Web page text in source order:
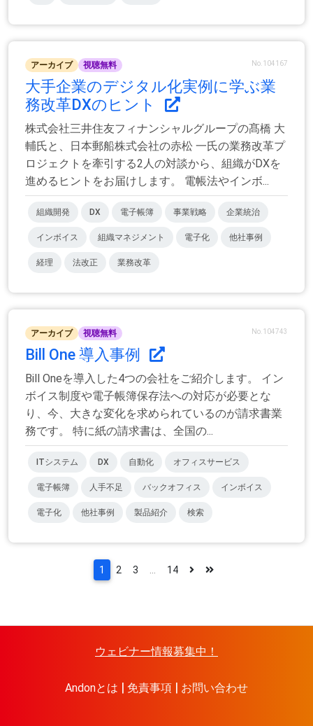
アーカイブ 視聴無料 No.104167
大手企業のデジタル化実例に学ぶ業
務改革DXのヒント
株式会社三井住友フィナンシャルグループの髙橋 大
輔氏と、日本郵船株式会社の赤松 一氏の業務改革プ
ロジェクトを牽引する2人の対談から、組織がDXを
進めるヒントをお届けします。 電帳法やインボ...
組織開発 DX 電子帳簿 事業戦略 企業統治
インボイス 組織マネジメント 電子化 他社事例
経理 法改正 業務改革
アーカイブ 視聴無料 No.104743
Bill One 導入事例
Bill Oneを導入した4つの会社をご紹介します。 イン
ボイス制度や電子帳簿保存法への対応が必要とな
り、今、大きな変化を求められているのが請求書業
務です。 特に紙の請求書は、全国の...
ITシステム DX 自動化 オフィスサービス
電子帳簿 人手不足 バックオフィス インボイス
電子化 他社事例 製品紹介 検索
1 2 3 ... 14
ウェビナー情報募集中！
Andonとは 免責事項 お問い合わせ